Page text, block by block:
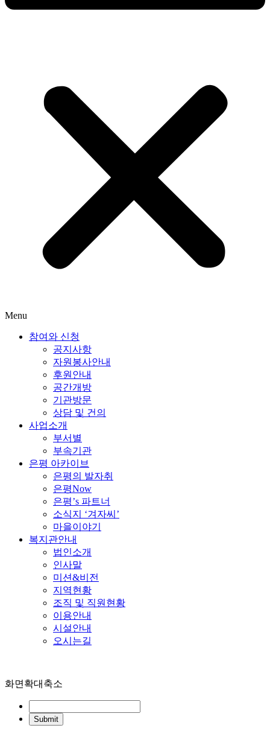
Menu
참여와 신청
공지사항
자원봉사안내
후원안내
공간개방
기관방문
상담 및 건의
사업소개
부서별
부속기관
은평 아카이브
은평의 발자취
은평Now
은평’s 파트너
소식지 ‘겨자씨’
마을이야기
복지관안내
법인소개
인사말
미션&비전
지역현황
조직 및 직원현황
이용안내
시설안내
오시는길
화면확대축소